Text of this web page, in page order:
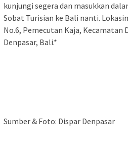
kunjungi segera dan masukkan
Sobat Turisian ke Bali nanti.
No.6, Pemecutan Kaja, Kecamatan
Denpasar, Bali.*
Sumber & Foto: Dispar Denpasar